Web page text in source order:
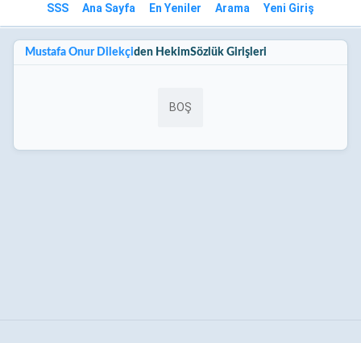
SSS Ana Sayfa En Yeniler Arama Yeni Giriş
Mustafa Onur Dilekçiden HekimSözlük Girişleri
BOŞ